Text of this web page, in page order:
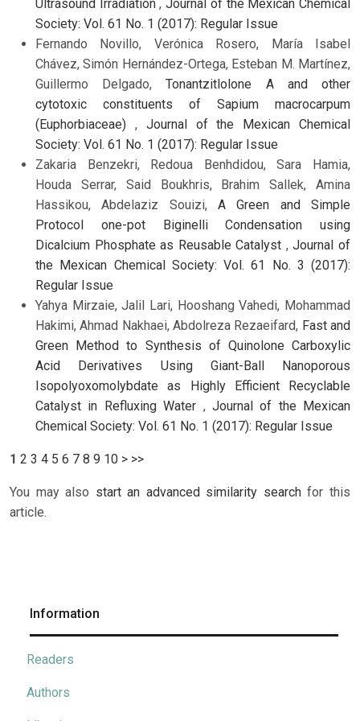
Ultrasound Irradiation,Journal of the Mexican Chemical
Society: Vol. 61 No. 1 (2017): Regular Issue
Fernando Novillo, Verónica Rosero, María Isabel
Chávez, Simón Hernández-Ortega, Esteban M. Martínez,
Guillermo Delgado,Tonantzitlolone A and other
cytotoxic constituents of Sapium macrocarpum
(Euphorbiaceae) , Journal of the Mexican Chemical
Society: Vol. 61 No. 1 (2017): Regular Issue
Zakaria Benzekri, Redoua Benhdidou, Sara Hamia,
Houda Serrar, Said Boukhris, Brahim Sallek, Amina
Hassikou, Abdelaziz Souizi, A Green and Simple
Protocol one-pot Biginelli Condensation using
Dicalcium Phosphate as Reusable Catalyst ,Journal of
the Mexican Chemical Society: Vol. 61 No. 3 (2017):
Regular Issue
Yahya Mirzaie, Jalil Lari, Hooshang Vahedi, Mohammad
Hakimi, Ahmad Nakhaei, Abdolreza Rezaeifard, Fast and
Green Method to Synthesis of Quinolone Carboxylic
Acid Derivatives Using Giant-Ball Nanoporous
Isopolyoxomolybdate as Highly Efficient Recyclable
Catalyst in Refluxing Water , Journal of the Mexican
Chemical Society: Vol. 61 No. 1 (2017): Regular Issue
1 2 3 4 5 6 7 8 9 10 > >>
You may also start an advanced similarity searchfor this
article.
Information
Readers
Authors